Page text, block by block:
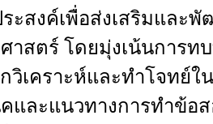
ะสงค์เพื่อส่งเสริมและ
าสตร์ โดยมุ่งเน้นการท
วิเคราะห์และทำโจทย์
และแนวทางการทำข้อ